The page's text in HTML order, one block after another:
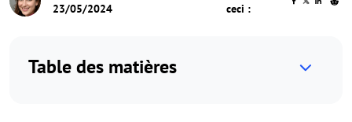
23/05/2024
ceci :
Table des matières